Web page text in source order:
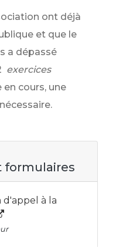
ont déjà
et que le
a dépassé
exercices
cours, une
formulaires
à la